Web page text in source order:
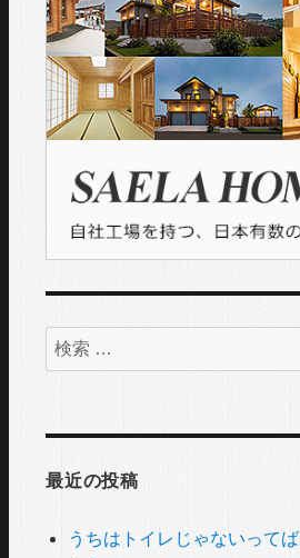
検
索
象:
最近の投稿
うちはトイレじゃないってば